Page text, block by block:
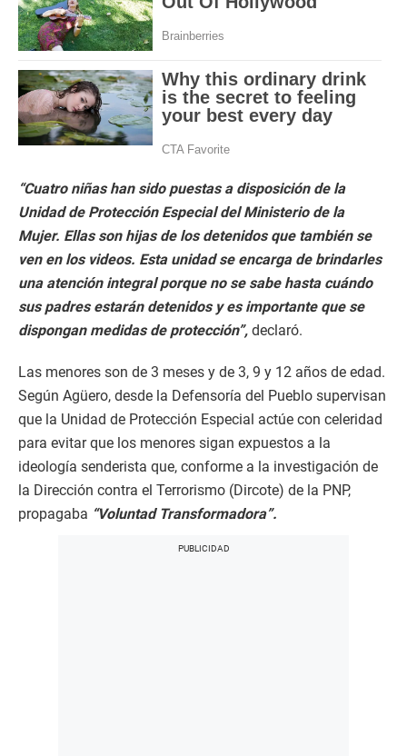
“Cuatro niñas han sido puestas a disposición de la
Unidad de Protección Especial del Ministerio de la
Mujer. Ellas son hijas de los detenidos que también se
ven en los videos. Esta unidad se encarga de brindarles
una atención integral porque no se sabe hasta cuándo
sus padres estarán detenidos y es importante que se
dispongan medidas de protección”, declaró.
Las menores son de 3 meses y de 3, 9 y 12 años de edad.
Según Agüero, desde la Defensoría del Pueblo supervisan
que la Unidad de Protección Especial actúe con celeridad
para evitar que los menores sigan expuestos a la
ideología senderista que, conforme a la investigación de
la Dirección contra el Terrorismo (Dircote) de la PNP,
propagaba “Voluntad Transformadora”.